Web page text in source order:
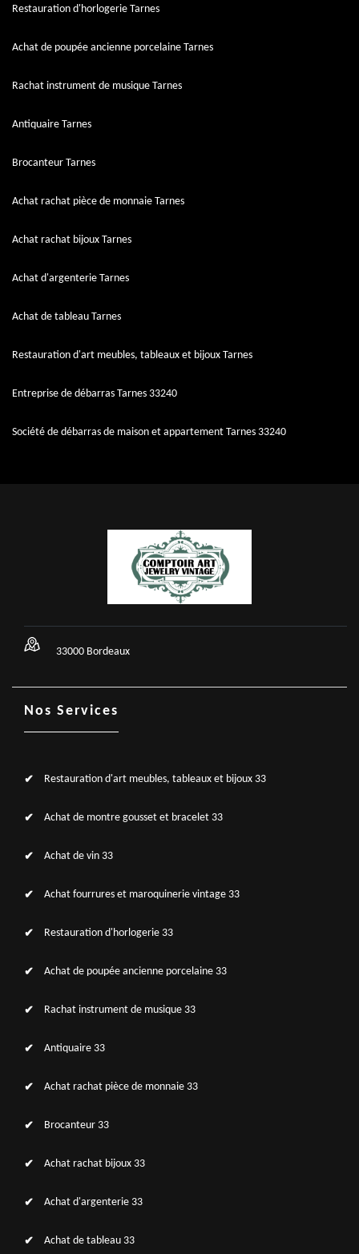
Restauration d'horlogerie Tarnes
Achat de poupée ancienne porcelaine Tarnes
Rachat instrument de musique Tarnes
Antiquaire Tarnes
Brocanteur Tarnes
Achat rachat pièce de monnaie Tarnes
Achat rachat bijoux Tarnes
Achat d'argenterie Tarnes
Achat de tableau Tarnes
Restauration d'art meubles, tableaux et bijoux Tarnes
Entreprise de débarras Tarnes 33240
Société de débarras de maison et appartement Tarnes 33240
33000 Bordeaux
Nos Services
Restauration d'art meubles, tableaux et bijoux 33
Achat de montre gousset et bracelet 33
Achat de vin 33
Achat fourrures et maroquinerie vintage 33
Restauration d'horlogerie 33
Achat de poupée ancienne porcelaine 33
Rachat instrument de musique 33
Antiquaire 33
Achat rachat pièce de monnaie 33
Brocanteur 33
Achat rachat bijoux 33
Achat d'argenterie 33
Achat de tableau 33